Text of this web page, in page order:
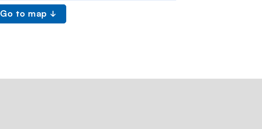
Go to map